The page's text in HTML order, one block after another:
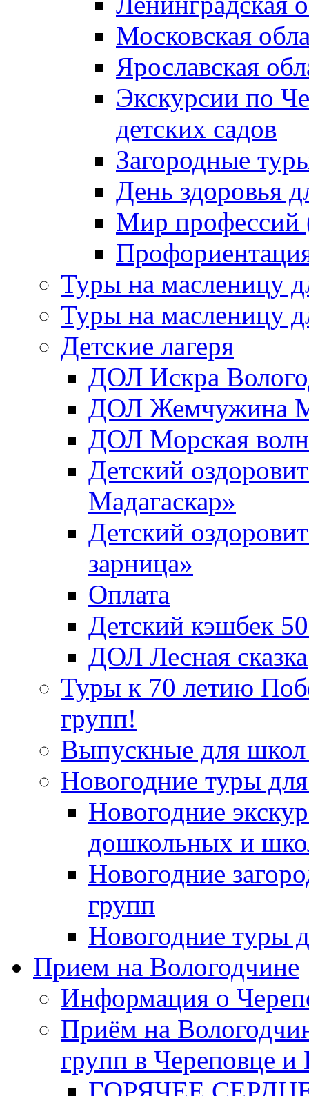
Московская
Ярославская
Экскурсии по
детских садов
Загородные
День здоровья
Мир профессий
Туры на масленицу
Туры на масленицу
Детские лагеря
ДОЛ Искра
ДОЛ Жемчужина
ДОЛ Морская
Детский
Мадагаскар»
Детский
зарница»
Оплата
Детский кэшбек
ДОЛ Лесная сказка
Туры к 70 летию
групп!
Выпускные для школ
Новогодние туры
Новогодние
дошкольных и
Новогодние
групп
Новогодние туры
Прием на Вологодчине
Информация о
Приём на
групп в Череповце и